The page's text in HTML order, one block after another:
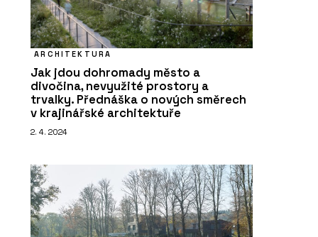
ARCHITEKTURA
Jak jdou dohromady město a
divočina, nevyužité prostory a
trvalky. Přednáška o nových směrech
v krajinářské architektuře
2. 4. 2024